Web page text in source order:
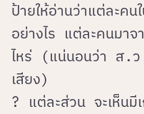
ป้ายให้อ่านว่าแต่ละค
อย่างไร แต่ละคนมาจ
ไหร่ (แน่นอนว่า ส.
เสียง)
? แต่ละส่วน จะเห็นมี